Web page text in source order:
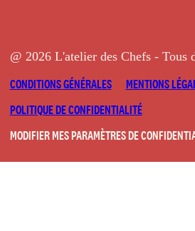
@ 2026 L'atelier des Chefs - Tous
CONDITIONS GÉNÉRALES
MENTIONS
POLITIQUE DE CONFIDENTIALITÉ
MODIFIER MES PARAMÈTRES DE